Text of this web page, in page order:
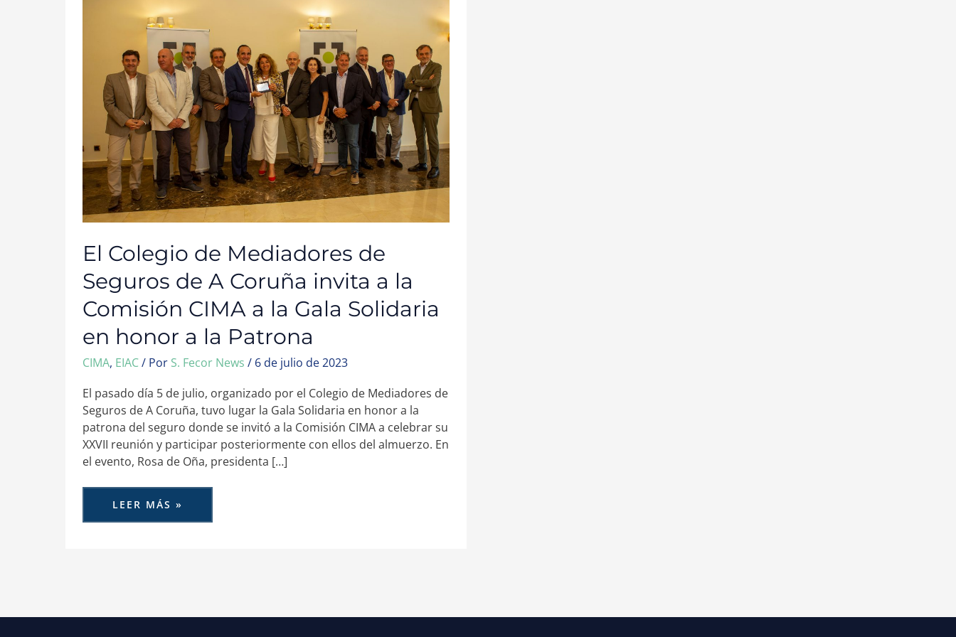
El Colegio de Mediadores de
Seguros de A Coruña invita a la
Comisión CIMA a la Gala Solidaria
en honor a la Patrona
CIMA, EIAC/ Por S. Fecor News / 6 de julio de 2023
El pasado día 5 de julio, organizado por el Colegio de Mediadores de
Seguros de A Coruña, tuvo lugar la Gala Solidaria en honor a la
patrona del seguro donde se invitó a la Comisión CIMA a celebrar su
XXVII reunión y participar posteriormente con ellos del almuerzo. En
el evento, Rosa de Oña, presidenta […]
MEDIADORES
SEGUROS
CORUÑA
INVITA
A
LA
COMISIÓN
CIMA
A
LA
GALA
SOLIDARIA
EN
HONOR
A
LA
PATRONA
LEER MÁS »